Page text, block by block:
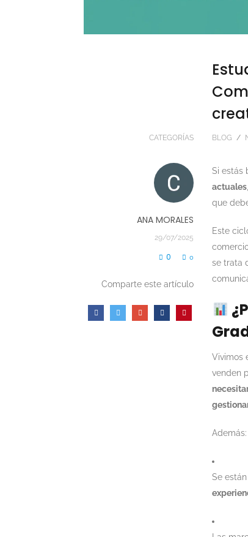
CATEGORÍAS BLOG /
ANA MORALES
29/07/2025
0 0
Comparte este artículo
Si estás
actuales
que
Este
se trata
Vivimos
venden
Además:
Se